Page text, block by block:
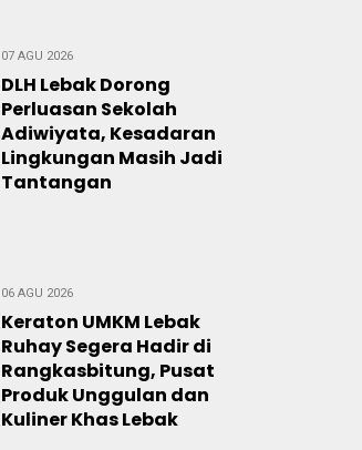
07 AGU 2026
DLH Lebak Dorong
Perluasan Sekolah
Adiwiyata, Kesadaran
Lingkungan Masih Jadi
Tantangan
06 AGU 2026
Keraton UMKM Lebak
Ruhay Segera Hadir di
Rangkasbitung, Pusat
Produk Unggulan dan
Kuliner Khas Lebak